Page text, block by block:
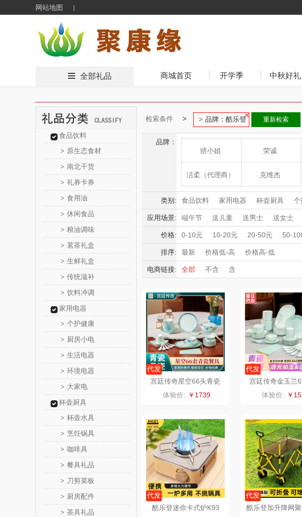
网站地图
全部礼品 商城首页 开学季 中秋好礼
食品饮料
> 原生态食材
> 南北干货
> 礼券卡券
> 食用油
> 休闲食品
> 粮油调味
> 茗茶礼盒
> 生鲜礼盒
> 传统滋补
> 饮料冲调
家用电器
> 个护健康
> 厨房小电
> 生活电器
> 环境电器
> 大家电
杯壶厨具
> 杯壶水具
> 烹饪锅具
> 咖啡具
> 餐具礼品
> 刀剪菜板
> 厨房配件
> 茶具礼品
检索条件 品牌：酷乐登 重新检索
品牌：
骄小姐
荣诚
洁柔（代理商） 克维杰
云上好食光 云上布拉
东方沁 绽家
觅菓 MOVA
乐扣乐扣（家居/
小家电） 袋）
姑苏渔歌 纺王
纽曼Newmine
（线上款）
佳帮手
沃莱 十二夏天
乐班 戴可思
卓然 首佩
睿嫣润膏 锐致
花卉诗 小天鹅
舒蕾（定制款） 洁玉（定制款）
周六福 江中猴姑
类别: 食品饮料 家用电器 杯壶厨具 个
母婴玩具
收藏工艺 鲜花绿植
应用场景: 端午节 送儿童 送男士 送女士
积分礼品
周年庆礼品 春游踏青
暖冬好物
外事出国 入职礼
高端送礼
开业乔迁 乡村振兴 定
保险礼品
建材礼品 政企单位 房
母亲节
父亲节 儿童节 中秋节
价格: 0-10元 10-20元 20-50元 50-
排序: 最新 价格低-高 价格高-低
电商链接: 全部 不含 含
代发
宫廷传奇星空66头青瓷
体验价: ￥1739
代发
宫廷传奇金玉兰
T
体验价: ￥
代发
酷乐登迷你卡式炉K93
代发
酷乐登加升降网